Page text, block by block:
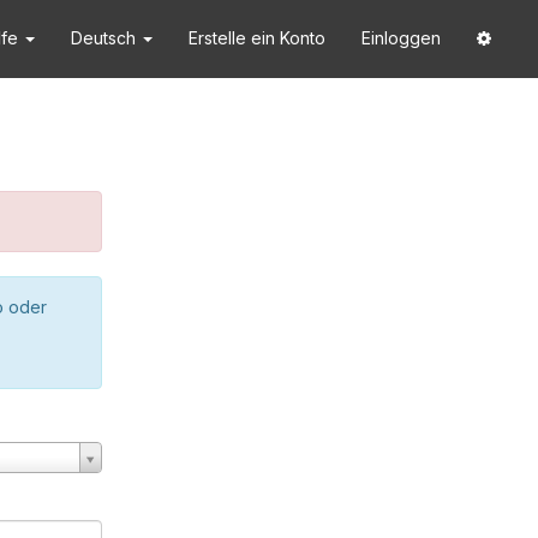
Deutsch Erstelle ein Konto Einloggen
oder